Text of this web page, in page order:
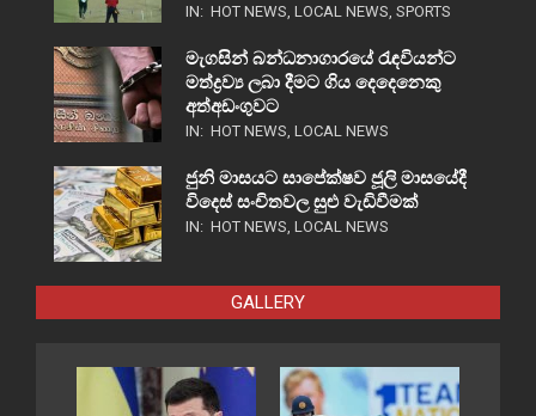
IN: HOT NEWS, LOCAL NEWS, SPORTS
මැගසින් බන්ධනාගාරයේ රැඳවියන්ට
මත්ද්‍රව්‍ය ලබා දීමට ගිය දෙදෙනෙකු
අත්අඩංගුවට
IN: HOT NEWS, LOCAL NEWS
ජුනි මාසයට සාපේක්ෂව ජූලි මාසයේදී
විදෙස් සංචිතවල සුළු වැඩිවීමක්
IN: HOT NEWS, LOCAL NEWS
GALLERY